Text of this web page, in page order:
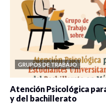
GRUPOS DE TRABAJO
Atención Psicológica
y del bachillerato